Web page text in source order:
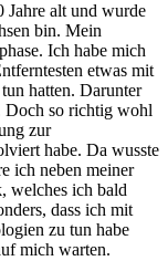
Jahre alt und wurde
bin. Mein
Ich habe mich
etwas mit
hatten. Darunter
Doch so richtig wohl
zur
habe. Da wusste
ich neben meiner
welches ich bald
dass ich mit
zu tun habe
mich warten.